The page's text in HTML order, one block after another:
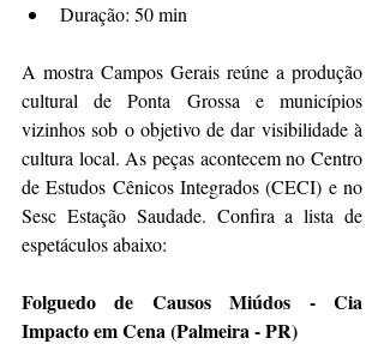
Duração: 50 min
A mostra Campos Gerais reúne a produção
cultural de Ponta Grossa e municípios
vizinhos sob o objetivo de dar visibilidade à
cultura local. As peças acontecem no Centro
de Estudos Cênicos Integrados (CECI) e no
Sesc Estação Saudade. Confira a lista de
espetáculos abaixo:
Folguedo de Causos Miúdos - Cia
Impacto em Cena (Palmeira - PR)